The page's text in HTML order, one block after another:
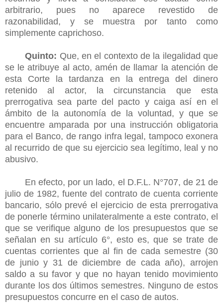
arbitrario, pues no aparece revestido de
razonabilidad, y se muestra por tanto como
simplemente caprichoso.
Quinto: Que, en el contexto de la ilegalidad que
se le atribuye al acto, amén de llamar la atención de
esta Corte la tardanza en la entrega del dinero
retenido al actor, la circunstancia que esta
prerrogativa sea parte del pacto y caiga así en el
ámbito de la autonomía de la voluntad, y que se
encuentre amparada por una instrucción obligatoria
para el Banco, de rango infra legal, tampoco exonera
al recurrido de que su ejercicio sea legítimo, leal y no
abusivo.
En efecto, por un lado, el D.F.L. N°707, de 21 de
julio de 1982, fuente del contrato de cuenta corriente
bancario, sólo prevé el ejercicio de esta prerrogativa
de ponerle término unilateralmente a este contrato, el
que se verifique alguno de los presupuestos que se
señalan en su artículo 6°, esto es, que se trate de
cuentas corrientes que al fin de cada semestre (30
de junio y 31 de diciembre de cada año), arrojen
saldo a su favor y que no hayan tenido movimiento
durante los dos últimos semestres. Ninguno de estos
presupuestos concurre en el caso de autos.